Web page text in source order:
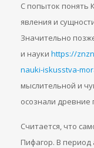
С попыток понять
явления и
Значительно
и науки https://
nauki-iskusstva-
мыслительной и
осознали древние
Считается, что
Пифагор. В период